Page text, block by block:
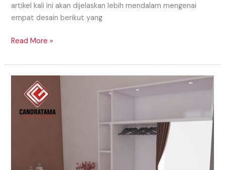
artikel kali ini akan dijelaskan lebih mendalam mengenai
empat desain berikut yang
Read More »
Interior
Kamar
Daerah
Nias